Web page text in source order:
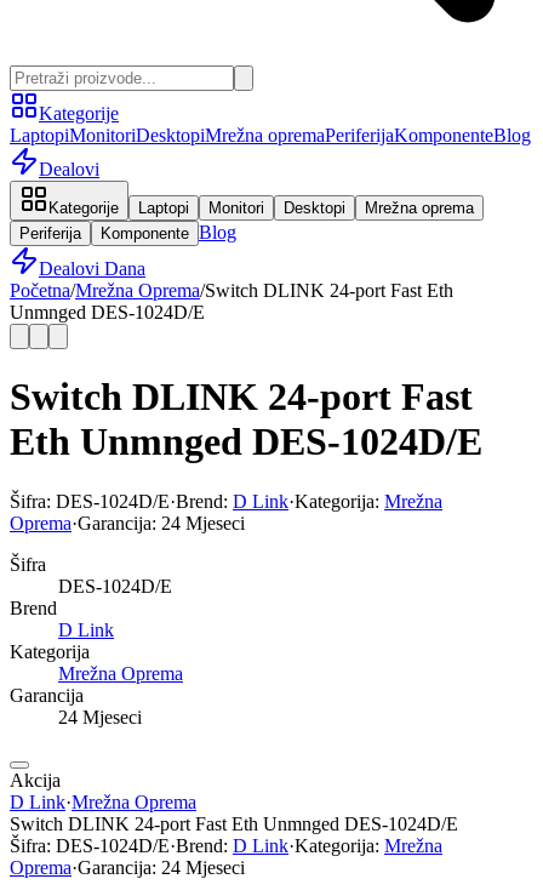
Kategorije
LaptopiMonitoriDesktopiMrežna opremaPeriferijaKomponenteBlog
Dealovi
Kategorije Laptopi Monitori Desktopi
Mrežna oprema
Periferija
Komponente Blog
Dealovi Dana
Početna/Mrežna Oprema/Switch DLINK 24-port Fast Eth
Unmnged DES-1024D/E
Switch DLINK 24-port Fast
Eth Unmnged DES-1024D/E
Šifra: DES-1024D/E·Brend: D Link·Kategorija: Mrežna
Oprema·Garancija: 24 Mjeseci
Šifra
DES-1024D/E
Brend
D Link
Kategorija
Mrežna Oprema
Garancija
24 Mjeseci
Akcija
D Link·Mrežna Oprema
Switch DLINK 24-port Fast Eth Unmnged DES-1024D/E
Šifra: DES-1024D/E·Brend: D Link·Kategorija: Mrežna
Oprema·Garancija: 24 Mjeseci